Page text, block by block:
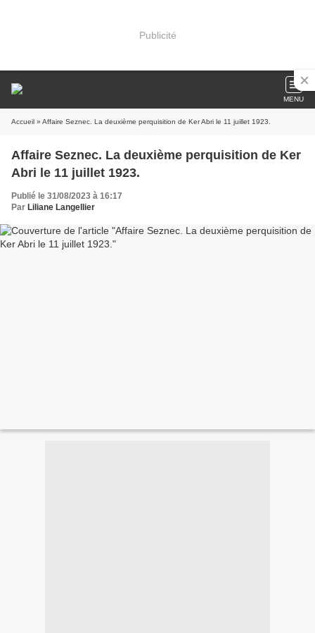
Publicité
MENU
Accueil » Affaire Seznec. La deuxième perquisition de Ker Abri le 11 juillet 1923.
Affaire Seznec. La deuxième perquisition de Ker
Abri le 11 juillet 1923.
Publié le 31/08/2023 à 16:17
Par Liliane Langellier